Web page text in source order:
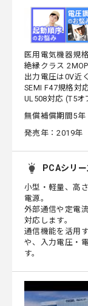
医用電気機器規
絶縁クラス
出力電圧は0V近
SEMI F47規格対
UL508対応 (T5オ
無償補償期間5年
発売年：2019年
PCAシリ
小型・軽量、高
電源。
外部通信や定電
対応します。
通信機能を活用
や、入力電圧・
す。